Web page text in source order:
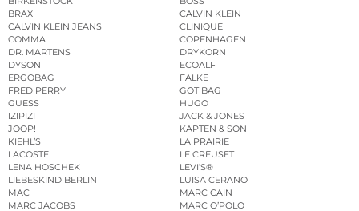
BRAX
CALVIN KLEIN
CALVIN KLEIN JEANS
CLINIQUE
COMMA
COPENHAGEN
DR. MARTENS
DRYKORN
DYSON
ECOALF
ERGOBAG
FALKE
FRED PERRY
GOT BAG
GUESS
HUGO
IZIPIZI
JACK & JONES
JOOP!
KAPTEN & SON
KIEHL’S
LA PRAIRIE
LACOSTE
LE CREUSET
LENA HOSCHEK
LEVI’S®
LIEBESKIND BERLIN
LUISA CERANO
MAC
MARC CAIN
MARC JACOBS
MARC O’POLO